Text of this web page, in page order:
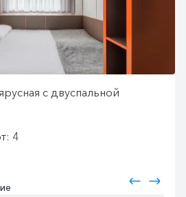
с двуспальной
4